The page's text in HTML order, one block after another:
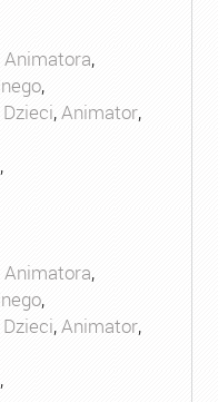
,
,
,Animator,
,
,
,
,Animator,
,